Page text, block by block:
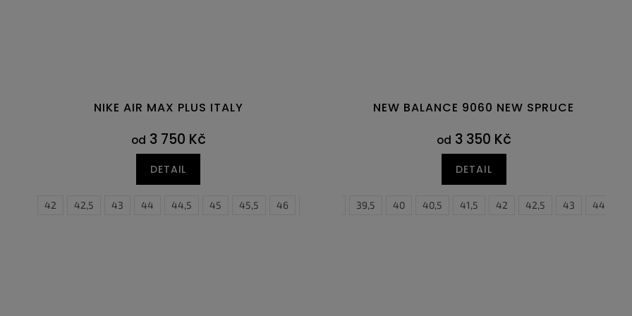
NIKE AIR MAX PLUS ITALY
od 3 750 Kč
DETAIL
42 42,5 43 44 44,5 45 45,5 46
NEW BALANCE 9060 NEW SPRUCE
od 3 350 Kč
DETAIL
37,5 39,5 40 40,5 41,5 42 42,5 43 44,5
38,5 39 40